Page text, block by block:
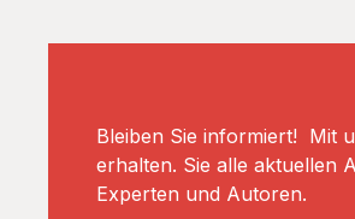
Bleiben Sie informiert! Mit
erhalten. Sie alle aktuellen
Experten und Autoren.